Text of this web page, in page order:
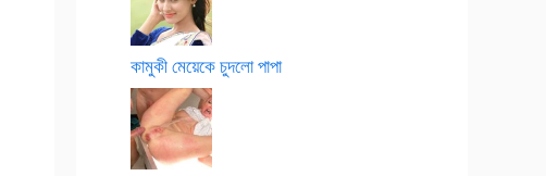
কামুকী মেয়েকে চুদলো পাপা